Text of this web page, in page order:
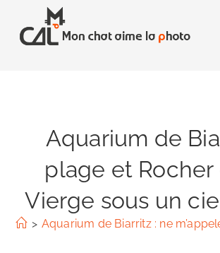
content
Aquarium de
plage et Rocher
Vierge sous un
> Aquarium de Biarritz : ne